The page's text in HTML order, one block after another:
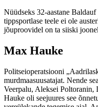
Nüüdseks 32-aastane
tippsportlase teele ei ole
jõuproovidel on ta siiski
Max Hauke
Politseioperatsiooni
murdmaasuusatajat. Nende
Veerpalu, Aleksei
Hauke oli seejuures see